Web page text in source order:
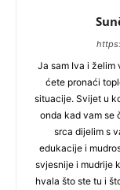
Ja sam Iva i želim
ćete pronaći
situacije. Svijet u
onda kad vam se
srca dijelim s
edukacije i
svjesnije i mudrije
hvala što ste tu i